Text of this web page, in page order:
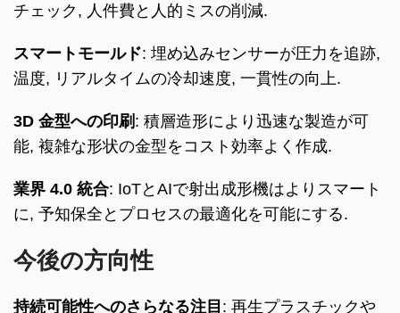
チェック, 人件費と人的ミスの削減.
スマートモールド: 埋め込みセンサーが圧力を追跡,
温度, リアルタイムの冷却速度, 一貫性の向上.
3D 金型への印刷 : 積層造形により迅速な製造が可
能, 複雑な形状の金型をコスト効率よく作成.
業界 4.0 統合: IoTとAIで射出成形機はよりスマート
に, 予知保全とプロセスの最適化を可能にする.
今後の方向性
持続可能性へのさらなる注目 : 再生プラスチックや